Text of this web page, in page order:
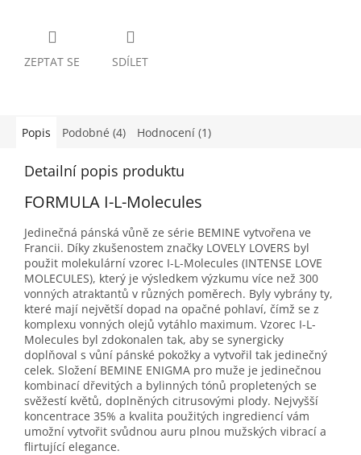
ZEPTAT SE SDÍLET
Popis Podobné (4) Hodnocení (1)
Detailní popis produktu
FORMULA I-L-Molecules
Jedinečná pánská vůně ze série BEMINE vytvořena ve
Francii. Díky zkušenostem značky LOVELY LOVERS byl
použit molekulární vzorec I-L-Molecules (INTENSE LOVE
MOLECULES), který je výsledkem výzkumu více než 300
vonných atraktantů v různých poměrech. Byly vybrány ty,
které mají největší dopad na opačné pohlaví, čímž se z
komplexu vonných olejů vytáhlo maximum. Vzorec I-L-
Molecules byl zdokonalen tak, aby se synergicky
doplňoval s vůní pánské pokožky a vytvořil tak jedinečný
celek. Složení BEMINE ENIGMA pro muže je jedinečnou
kombinací dřevitých a bylinných tónů propletených se
svěžestí květů, doplněných citrusovými plody. Nejvyšší
koncentrace 35% a kvalita použitých ingrediencí vám
umožní vytvořit svůdnou auru plnou mužských vibrací a
flirtující elegance.